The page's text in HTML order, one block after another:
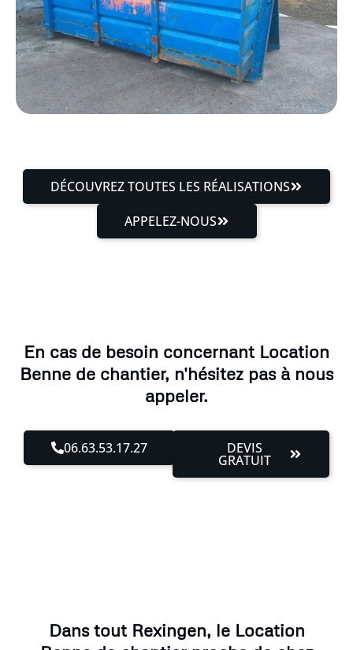
DÉCOUVREZ TOUTES LES RÉALISATIONS
APPELEZ-NOUS
En cas de besoin concernant Location
Benne de chantier, n'hésitez pas à nous
appeler.
06.63.53.17.27 DEVIS
GRATUIT
Dans tout Rexingen, le Location